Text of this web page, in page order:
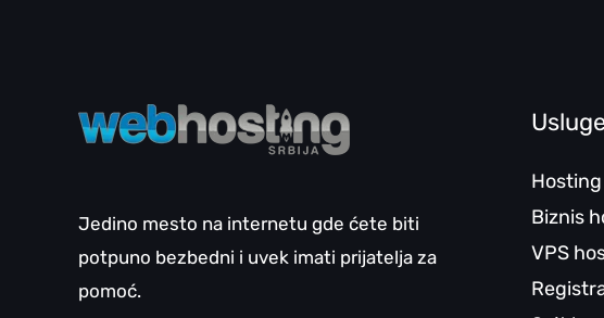
Jedino mesto na internetu gde ćete biti
potpuno bezbedni i uvek imati prijatelja za
pomoć.
Biznis
VPS